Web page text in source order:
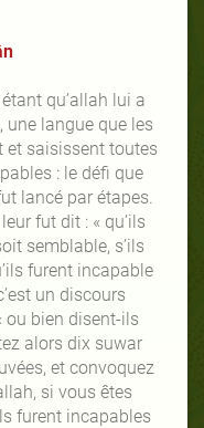
qu’allah lui a
une langue que les
et saisissent toutes
: le défi que
lancé par étapes.
fut dit : « qu’ils
semblable, s’ils
furent incapable
un discours
ou bien disent-ils
alors dix suwar
et convoquez
si vous êtes
furent incapables